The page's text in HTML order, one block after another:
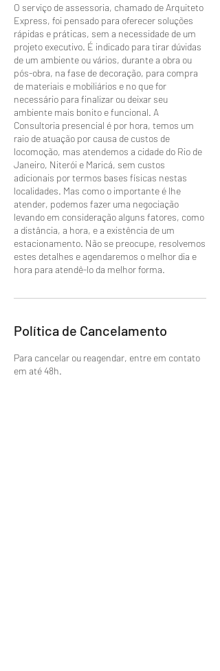
O serviço de assessoria, chamado de Arquiteto
Express, foi pensado para oferecer soluções
rápidas e práticas, sem a necessidade de um
projeto executivo. É indicado para tirar dúvidas
de um ambiente ou vários, durante a obra ou
pós-obra, na fase de decoração, para compra
de materiais e mobiliários e no que for
necessário para finalizar ou deixar seu
ambiente mais bonito e funcional. A
Consultoria presencial é por hora, temos um
raio de atuação por causa de custos de
locomoção, mas atendemos a cidade do Rio de
Janeiro, Niterói e Maricá, sem custos
adicionais por termos bases físicas nestas
localidades. Mas como o importante é lhe
atender, podemos fazer uma negociação
levando em consideração alguns fatores, como
a distância, a hora, e a existência de um
estacionamento. Não se preocupe, resolvemos
estes detalhes e agendaremos o melhor dia e
hora para atendê-lo da melhor forma.
Política de Cancelamento
Para cancelar ou reagendar, entre em contato
em até 48h.